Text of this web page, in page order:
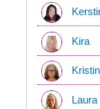
Kira
Laura